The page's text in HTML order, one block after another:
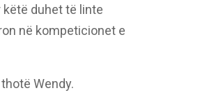
këtë duhet të linte
në kompeticionet e
Wendy.